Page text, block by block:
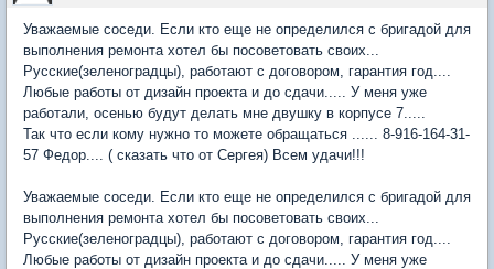
Уважаемые соседи. Если кто еще не определился с бригадой для
выполнения ремонта хотел бы посоветовать своих...
Русские(зеленоградцы), работают с договором, гарантия год....
Любые работы от дизайн проекта и до сдачи..... У меня уже
работали, осенью будут делать мне двушку в корпусе 7.....
Так что если кому нужно то можете обращаться ...... 8-916-164-31-
57 Федор.... ( сказать что от Сергея) Всем удачи!!!
Уважаемые соседи. Если кто еще не определился с бригадой для
выполнения ремонта хотел бы посоветовать своих...
Русские(зеленоградцы), работают с договором, гарантия год....
Любые работы от дизайн проекта и до сдачи..... У меня уже